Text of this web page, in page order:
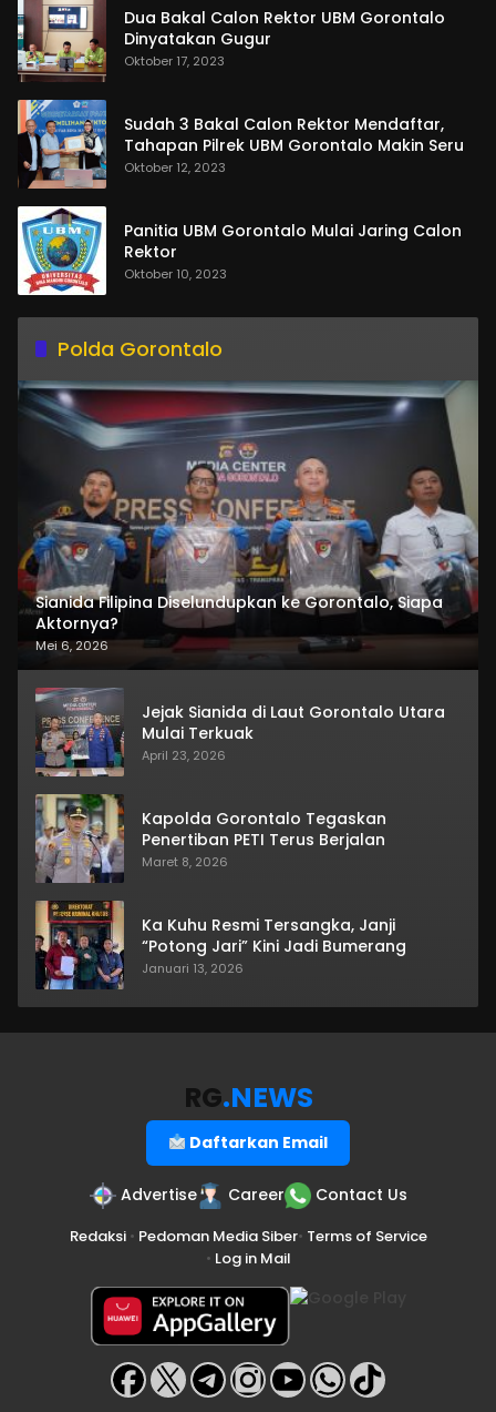
Dua Bakal Calon Rektor UBM Gorontalo
Dinyatakan Gugur
Oktober 17, 2023
Sudah 3 Bakal Calon Rektor Mendaftar,
Tahapan Pilrek UBM Gorontalo Makin Seru
Oktober 12, 2023
Panitia UBM Gorontalo Mulai Jaring Calon
Rektor
Oktober 10, 2023
Polda Gorontalo
Sianida Filipina Diselundupkan ke Gorontalo, Siapa
Aktornya?
Mei 6, 2026
Jejak Sianida di Laut Gorontalo Utara
Mulai Terkuak
April 23, 2026
Kapolda Gorontalo Tegaskan
Penertiban PETI Terus Berjalan
Maret 8, 2026
Ka Kuhu Resmi Tersangka, Janji
“Potong Jari” Kini Jadi Bumerang
Januari 13, 2026
RG.NEWS
Daftarkan Email
Advertise Career Contact Us
Redaksi• Pedoman Media Siber• Terms of Service
• Log in Mail